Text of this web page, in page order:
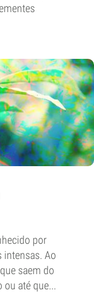
por
intensas. Ao
saem do
ou até que...